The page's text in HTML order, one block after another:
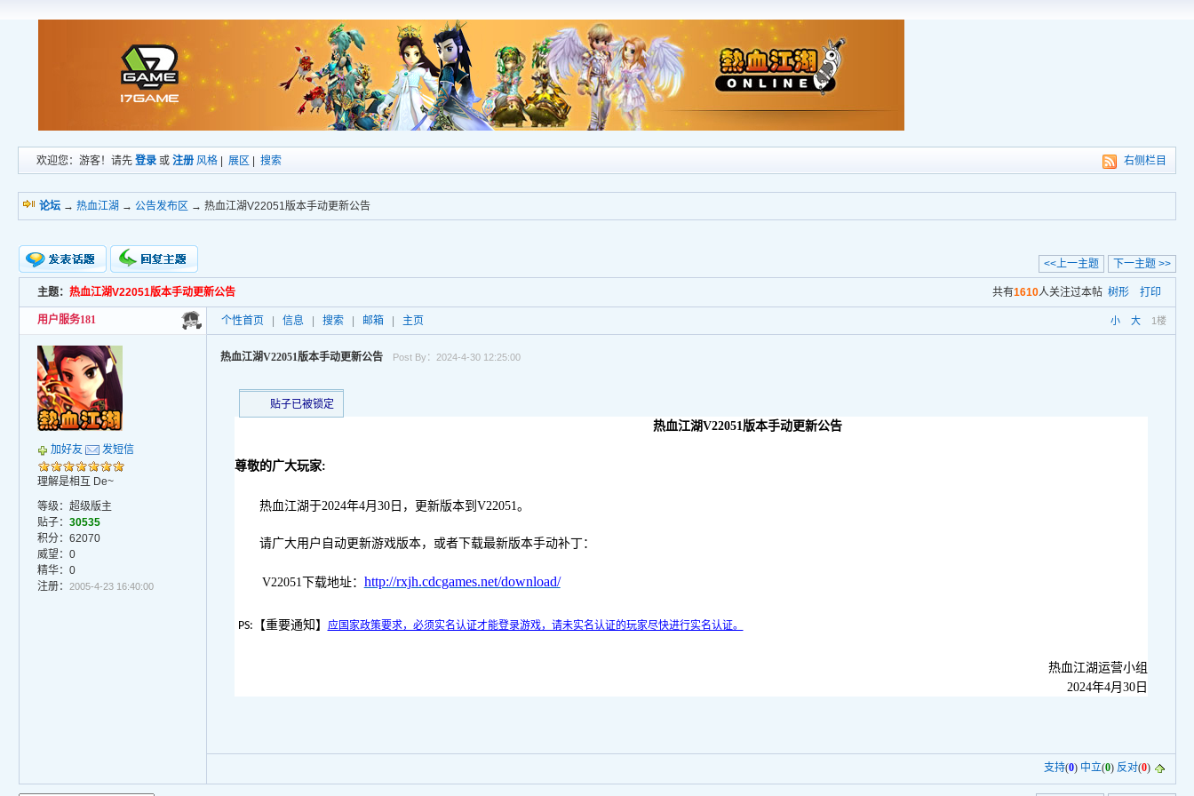
右侧栏目
欢迎您：游客！请先登录 或注册 风格 |展区 |搜索
论坛 →热血江湖 →公告发布区 → 热血江湖V22051版本手动更新公告
新的主题
投票帖
小字报
下一主题 >>
<<上一主题
共有1610人关注过本帖 树形 打印
主题： 热血江湖V22051版本手动更新公告
用户服务181 小 大 1楼
个性首页 信息 搜索 邮箱 主页
加好友 发短信
理解是相互 De~
等级：超级版主
贴子： 30535
积分：62070
威望：0
精华：0
注册：
2005-4-23 16:40:00
热血江湖V22051版本手动更新公告 Post By：2024-4-30 12:25:00
贴子已被锁定
热血江湖V22051版本手动更新公告
尊敬的广大玩家:
热血江湖于2024年4月 30日，更新版本到 V22051。
请广大用户自动更新游戏版本，或者下载最新版本手动补丁：
V22051 下载地址： http://rxjh.cdcgames.net/download/
PS: 【重要通知】 应国家政策要求，必须实名认证才能登录游戏，请未实名认证的玩家尽快进行实名认证。
热血江湖运营小组
2024年4月 30日
支持(0) 中立(0) 反对(0)